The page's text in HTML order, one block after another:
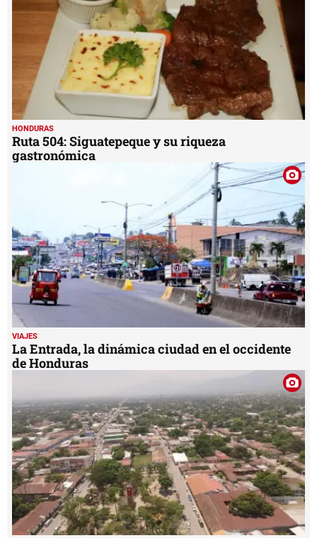
HONDURAS
Ruta 504: Siguatepeque y su riqueza
gastronómica
VIAJES
La Entrada, la dinámica ciudad en el occidente
de Honduras